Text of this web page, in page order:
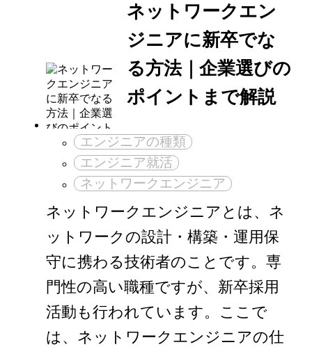
ネットワークエン
ジニアに新卒でな
る方法｜企業選びの
ポイントまで解説
エンジニアの種類
エンジニア就活
ネットワークエンジニア
ネットワークエンジニアとは、ネ
ットワークの設計・構築・運用保
守に携わる技術者のことです。専
門性の高い職種ですが、新卒採用
活動も行われています。ここで
は、ネットワークエンジニアの仕